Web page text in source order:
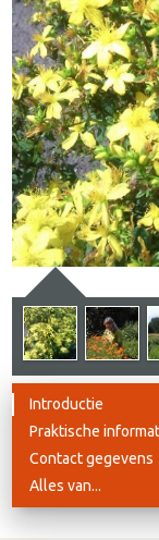
Introductie
Praktische
Contact gegevens
Alles van...